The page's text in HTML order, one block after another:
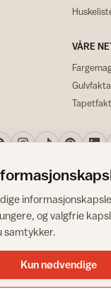
VÅRE
Gulvfakta
Norsk råd for hjem og bygg
og valgfrie
samtykker.
Kun nødvendige